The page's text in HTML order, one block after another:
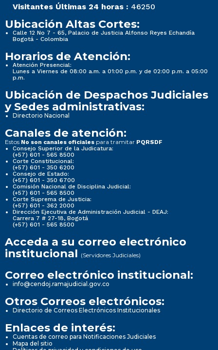
Visitantes Últimas 24 horas : 46250
Ubicación Altas Cortes:
Calle 12 No 7 - 65, Palacio de Justicia Alfonso Reyes Echandía
Bogotá - Colombia
Horarios de Atención:
Atención Presencial:
Lunes a Viernes de 08:00 a.m. a 01:00 p.m. y de 02:00 p.m. a 05:00
p.m.
Ubicación de Despachos Judiciales
y Sedes administrativas:
Directorio Nacional
Canales de atención:
Estos No son canales oficiales para tramitar PQRSDF
Consejo Superior de la Judicatura:
(+57) 601 - 565 8500
Corte Constitucional:
(+57) 601 - 350 6200
Consejo de Estado:
(+57) 601 - 350 6700
Comisión Nacional de Disciplina Judicial:
(+57) 601 - 565 8500
Corte Suprema de Justicia:
(+57) 601 - 362 2000
Dirección Ejecutiva de Administración Judicial - DEAJ:
Carrera 7 # 27-18, Bogotá
(+57) 601 - 565 8500
Acceda a su correo electrónico
institucional (Servidores Judiciales)
Correo electrónico institucional:
info@cendoj.ramajudicial.gov.co
Otros Correos electrónicos:
Directorio de Correos Electrónicos Institucionales
Enlaces de interés:
Cuentas de correo para Notificaciones Judiciales
Mapa del sitio